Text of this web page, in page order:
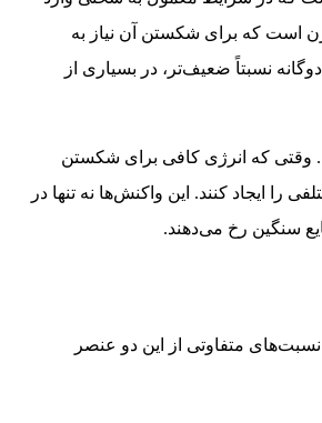
است که برای شکستن آن نیاز به
نسبتاً ضعیف‌تر، در بسیاری از
وقتی که انرژی کافی برای شکستن
را ایجاد کنند. این واکنش‌ها نه تنها در
سنگین رخ می‌دهند.
متفاوتی از این دو عنصر